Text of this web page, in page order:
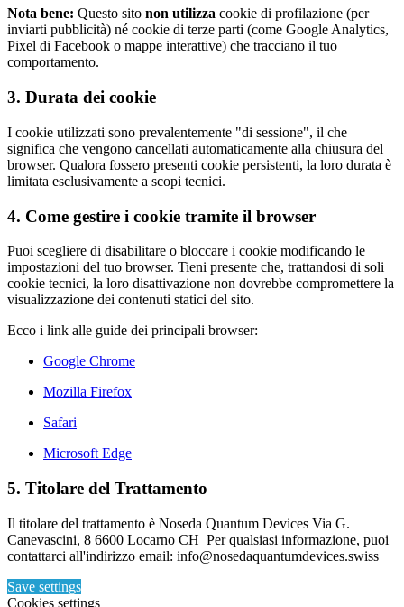
Nota bene: Questo sito non utilizza cookie di profilazione (per
inviarti pubblicità) né cookie di terze parti (come Google Analytics,
Pixel di Facebook o mappe interattive) che tracciano il tuo
comportamento.
3. Durata dei cookie
I cookie utilizzati sono prevalentemente "di sessione", il che
significa che vengono cancellati automaticamente alla chiusura del
browser. Qualora fossero presenti cookie persistenti, la loro durata è
limitata esclusivamente a scopi tecnici.
4. Come gestire i cookie tramite il browser
Puoi scegliere di disabilitare o bloccare i cookie modificando le
impostazioni del tuo browser. Tieni presente che, trattandosi di soli
cookie tecnici, la loro disattivazione non dovrebbe compromettere la
visualizzazione dei contenuti statici del sito.
Ecco i link alle guide dei principali browser:
Google Chrome
Mozilla Firefox
Safari
Microsoft Edge
5. Titolare del Trattamento
Il titolare del trattamento è Noseda Quantum Devices Via G.
Canevascini, 8 6600 Locarno CH Per qualsiasi informazione, puoi
contattarci all'indirizzo email: info@nosedaquantumdevices.swiss
Save settings
Cookies settings